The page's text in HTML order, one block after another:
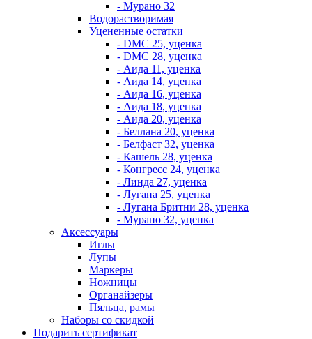
- Мурано 32
Водорастворимая
Уцененные остатки
- DMC 25, уценка
- DMC 28, уценка
- Аида 11, уценка
- Аида 14, уценка
- Аида 16, уценка
- Аида 18, уценка
- Аида 20, уценка
- Беллана 20, уценка
- Белфаст 32, уценка
- Кашель 28, уценка
- Конгресс 24, уценка
- Линда 27, уценка
- Лугана 25, уценка
- Лугана Бритни 28, уценка
- Мурано 32, уценка
Аксессуары
Иглы
Лупы
Маркеры
Ножницы
Органайзеры
Пяльца, рамы
Наборы со скидкой
Подарить сертификат